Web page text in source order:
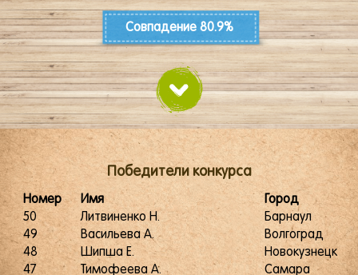
Совпадение 80.9%
Победители конкурса
Номер Имя
Город
50
Литвиненко Н.
Барнаул
49
Васильева А.
Волгоград
48
Шипша Е.
Новокузнецк
47
Тимофеева А.
Самара